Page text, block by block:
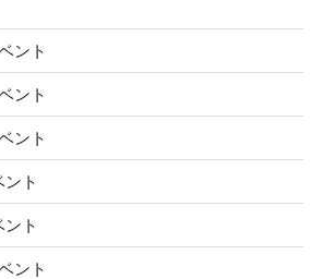
ント
ント
ント
ント
ント
ント